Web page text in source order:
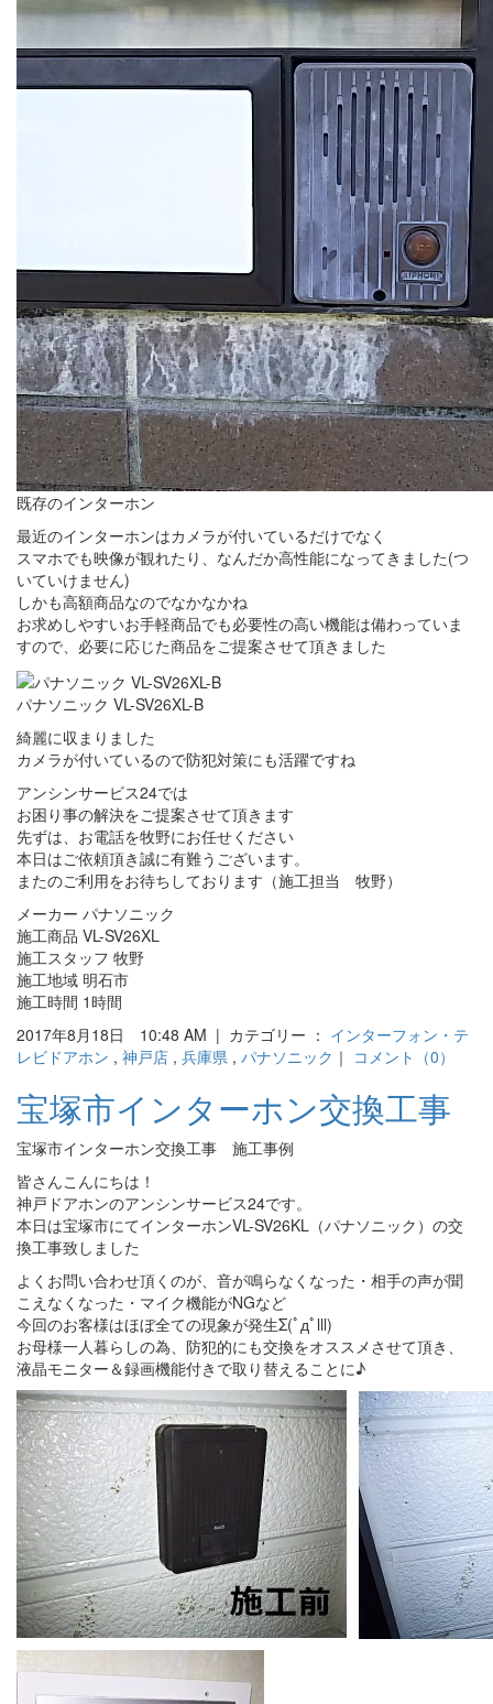
既存のインターホン
最近のインターホンはカメラが付いているだけでなく
スマホでも映像が観れたり、なんだか高性能になってきました(つ
いていけません)
しかも高額商品なのでなかなかね
お求めしやすいお手軽商品でも必要性の高い機能は備わっていま
すので、必要に応じた商品をご提案させて頂きました
パナソニック VL-SV26XL-B
綺麗に収まりました
カメラが付いているので防犯対策にも活躍ですね
アンシンサービス24では
お困り事の解決をご提案させて頂きます
先ずは、お電話を牧野にお任せください
本日はご依頼頂き誠に有難うございます。
またのご利用をお待ちしております（施工担当 牧野）
メーカー パナソニック
施工商品 VL-SV26XL
施工スタッフ 牧野
施工地域 明石市
施工時間 1時間
2017年8月18日 10:48 AM | カテゴリー ： インターフォン・テ
レビドアホン , 神戸店 , 兵庫県 , パナソニック ｜ コメント（0）
宝塚市インターホン交換工事
宝塚市インターホン交換工事 施工事例
皆さんこんにちは！
神戸ドアホンのアンシンサービス24です。
本日は宝塚市にてインターホンVL-SV26KL（パナソニック）の交
換工事致しました
よくお問い合わせ頂くのが、音が鳴らなくなった・相手の声が聞
こえなくなった・マイク機能がNGなど
今回のお客様はほぼ全ての現象が発生Σ(ﾟдﾟlll)
お母様一人暮らしの為、防犯的にも交換をオススメさせて頂き、
液晶モニター＆録画機能付きで取り替えることに♪